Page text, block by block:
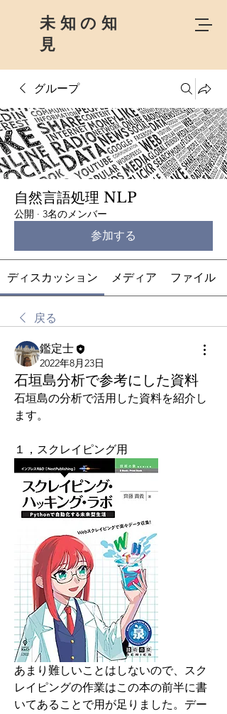
未知の知
見
グループ
自然言語処理 NLP
公開 · 3名のメンバー
参加する
ディスカッション メディア ファイル
戻る
鑑定士
2022年8月23日
石垣島分析で参考にした資料
石垣島の分析で活用した資料を紹介し
ます。
１，スクレイピング用
あまり難しいことはしないので、スク
レイピングの作業はこの本の前半に書
いてあることで用が足りました。デー